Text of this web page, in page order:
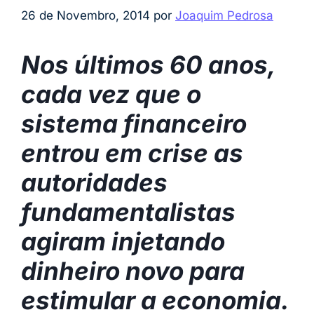
26 de Novembro, 2014 por Joaquim Pedrosa
Nos últimos 60 anos,
cada vez que o
sistema financeiro
entrou em crise as
autoridades
fundamentalistas
agiram injetando
dinheiro novo para
estimular a economia.